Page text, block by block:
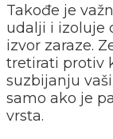
Takođe je
udalji i izoluje
izvor zaraze.
tretirati protiv
suzbijanju
samo ako je
vrsta.